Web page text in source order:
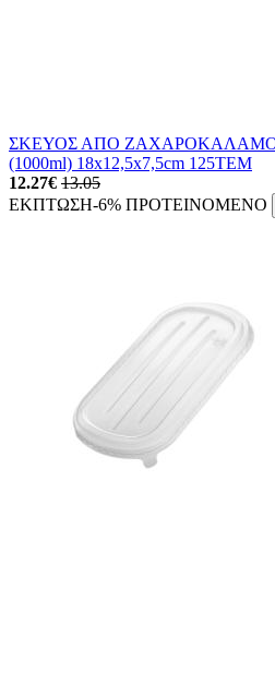
ΣΚΕΥΟΣ ΑΠΟ
(1000ml) 18x12,5x7,5cm 125ΤΕΜ
12.27€ 13.05
ΕΚΠΤΩΣΗ-6% ΠΡΟΤΕΙΝΟΜΕΝΟ